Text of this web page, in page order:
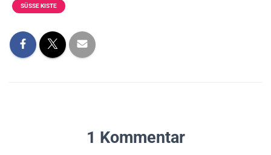
SÜSSE KISTE
1 Kommentar